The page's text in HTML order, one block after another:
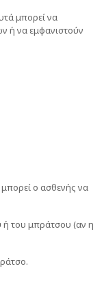
μπορεί να
ή να εμφανιστούν
μπορεί ο ασθενής να
ή του μπράτσου (αν η